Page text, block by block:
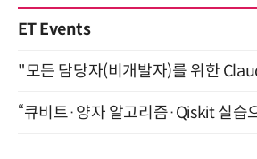
ET Events